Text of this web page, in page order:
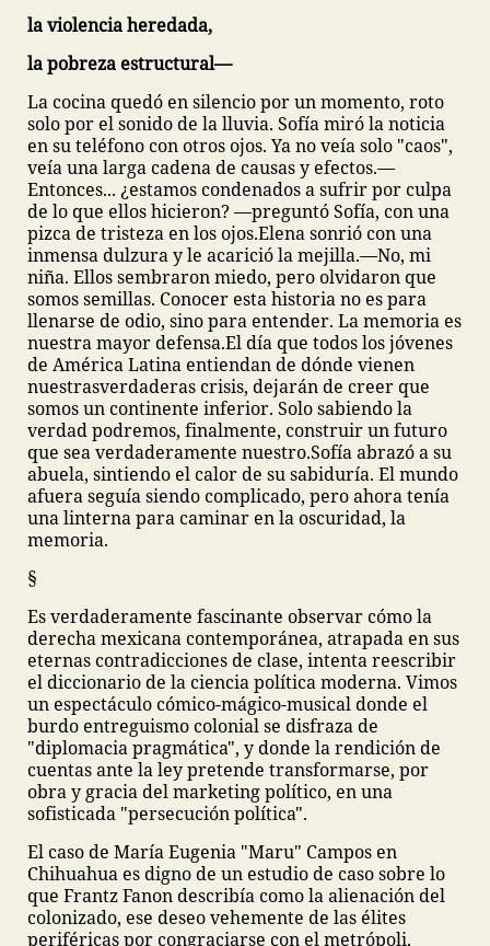
la violencia heredada,
la pobreza estructural—
La cocina quedó en silencio por un momento, roto
solo por el sonido de la lluvia. Sofía miró la noticia
en su teléfono con otros ojos. Ya no veía solo "caos",
veía una larga cadena de causas y efectos.—
Entonces... ¿estamos condenados a sufrir por culpa
de lo que ellos hicieron? —preguntó Sofía, con una
pizca de tristeza en los ojos.Elena sonrió con una
inmensa dulzura y le acarició la mejilla.—No, mi
niña. Ellos sembraron miedo, pero olvidaron que
somos semillas. Conocer esta historia no es para
llenarse de odio, sino para entender. La memoria es
nuestra mayor defensa.El día que todos los jóvenes
de América Latina entiendan de dónde vienen
nuestrasverdaderas crisis, dejarán de creer que
somos un continente inferior. Solo sabiendo la
verdad podremos, finalmente, construir un futuro
que sea verdaderamente nuestro.Sofía abrazó a su
abuela, sintiendo el calor de su sabiduría. El mundo
afuera seguía siendo complicado, pero ahora tenía
una linterna para caminar en la oscuridad, la
memoria.
§
Es verdaderamente fascinante observar cómo la
derecha mexicana contemporánea, atrapada en sus
eternas contradicciones de clase, intenta reescribir
el diccionario de la ciencia política moderna. Vimos
un espectáculo cómico-mágico-musical donde el
burdo entreguismo colonial se disfraza de
"diplomacia pragmática", y donde la rendición de
cuentas ante la ley pretende transformarse, por
obra y gracia del marketing político, en una
sofisticada "persecución política".
El caso de María Eugenia "Maru" Campos en
Chihuahua es digno de un estudio de caso sobre lo
que Frantz Fanon describía como la alienación del
colonizado, ese deseo vehemente de las élites
periféricas por congraciarse con el metrópoli,